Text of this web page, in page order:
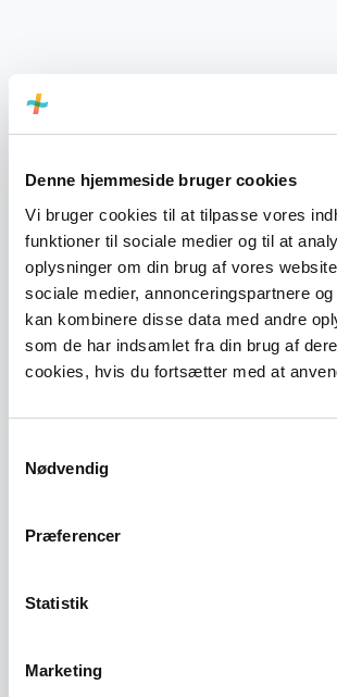
Denne hjemmeside bruger cookies
Vi bruger cookies til at tilpasse vores
funktioner til sociale medier og til at
oplysninger om din brug af vores
sociale medier, annonceringspartnere
kan kombinere disse data med andre
som de har indsamlet fra din brug af
cookies, hvis du fortsætter med at
Nødvendig
Præferencer
Statistik
Marketing
BEOF åbner nu også for
bornholmske erhvervsliv
VARSLING
14. juli 2026
Skovgade i Svaneke fra august